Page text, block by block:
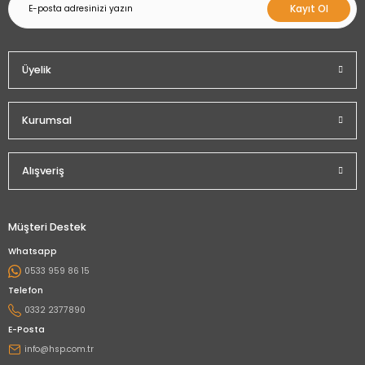
Kayıt Ol
Üyelik
Kurumsal
Alışveriş
Müşteri Destek
Whatsapp
0533 959 86 15
Telefon
0332 2377890
E-Posta
info@hsp.com.tr